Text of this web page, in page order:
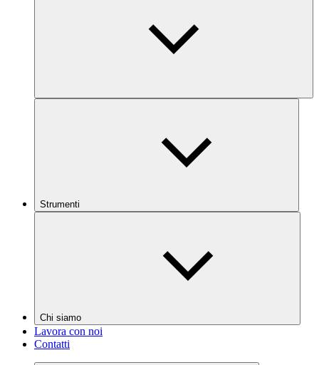
Strumenti
Chi siamo
Lavora con noi
Contatti